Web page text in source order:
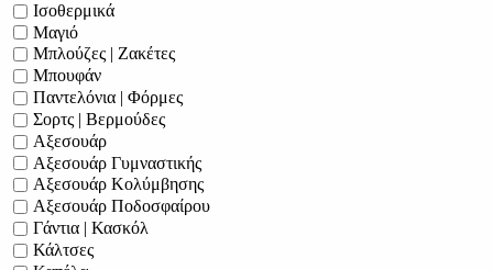
Ισοθερμικά
Μαγιό
Μπλούζες | Ζακέτες
Μπουφάν
Παντελόνια | Φόρμες
Σορτς | Βερμούδες
Αξεσουάρ
Αξεσουάρ Γυμναστικής
Αξεσουάρ Κολύμβησης
Αξεσουάρ Ποδοσφαίρου
Γάντια | Κασκόλ
Κάλτσες